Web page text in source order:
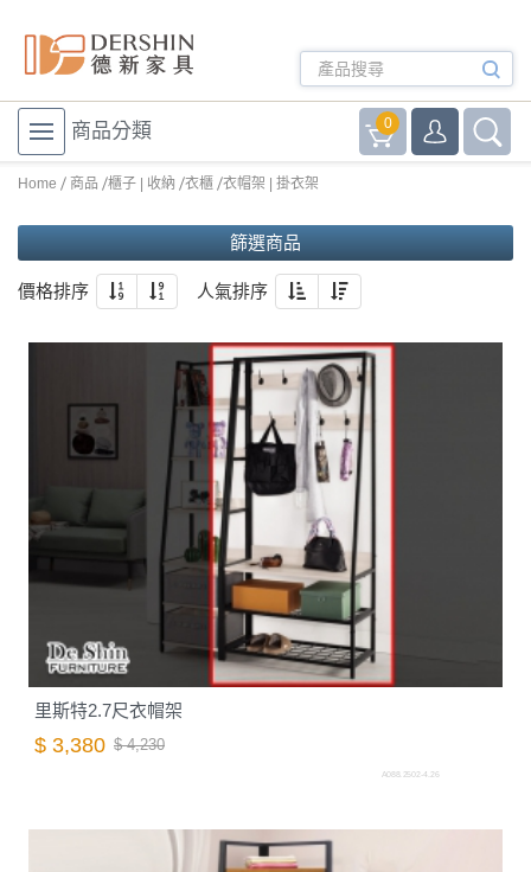
商品分類 0
Home 商品 櫃子 | 收納 衣櫃 衣帽架 | 掛衣架
篩選商品
價格排序 人氣排序
里斯特2.7尺衣帽架
$ 3,380 $ 4,230
A088.2502-4.26